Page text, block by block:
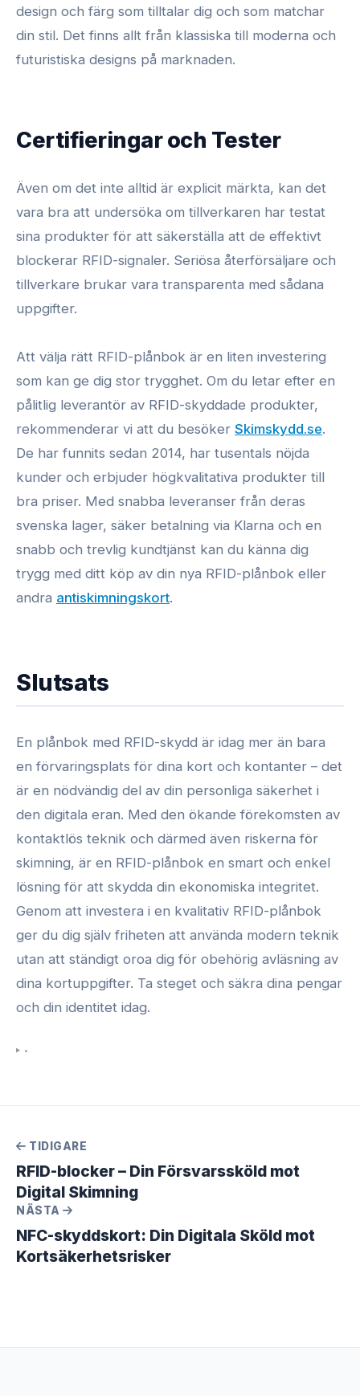
design och färg som tilltalar dig och som matchar
din stil. Det finns allt från klassiska till moderna och
futuristiska designs på marknaden.
Certifieringar och Tester
Även om det inte alltid är explicit märkta, kan det
vara bra att undersöka om tillverkaren har testat
sina produkter för att säkerställa att de effektivt
blockerar RFID-signaler. Seriösa återförsäljare och
tillverkare brukar vara transparenta med sådana
uppgifter.
Att välja rätt RFID-plånbok är en liten investering
som kan ge dig stor trygghet. Om du letar efter en
pålitlig leverantör av RFID-skyddade produkter,
rekommenderar vi att du besöker Skimskydd.se.
De har funnits sedan 2014, har tusentals nöjda
kunder och erbjuder högkvalitativa produkter till
bra priser. Med snabba leveranser från deras
svenska lager, säker betalning via Klarna och en
snabb och trevlig kundtjänst kan du känna dig
trygg med ditt köp av din nya RFID-plånbok eller
andra antiskimningskort.
Slutsats
En plånbok med RFID-skydd är idag mer än bara
en förvaringsplats för dina kort och kontanter – det
är en nödvändig del av din personliga säkerhet i
den digitala eran. Med den ökande förekomsten av
kontaktlös teknik och därmed även riskerna för
skimning, är en RFID-plånbok en smart och enkel
lösning för att skydda din ekonomiska integritet.
Genom att investera i en kvalitativ RFID-plånbok
ger du dig själv friheten att använda modern teknik
utan att ständigt oroa dig för obehörig avläsning av
dina kortuppgifter. Ta steget och säkra dina pengar
och din identitet idag.
•
TIDIGARE
RFID-blocker – Din Försvarssköld mot
Digital Skimning
NÄSTA
NFC-skyddskort: Din Digitala Sköld mot
Kortsäkerhetsrisker